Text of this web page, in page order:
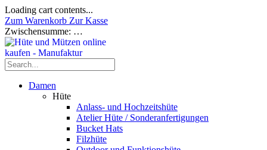
Loading cart contents...
Zum Warenkorb Zur Kasse
Zwischensumme: …
Damen
Hüte
Anlass- und Hochzeitshüte
Atelier Hüte / Sonderanfertigungen
Bucket Hats
Filzhüte